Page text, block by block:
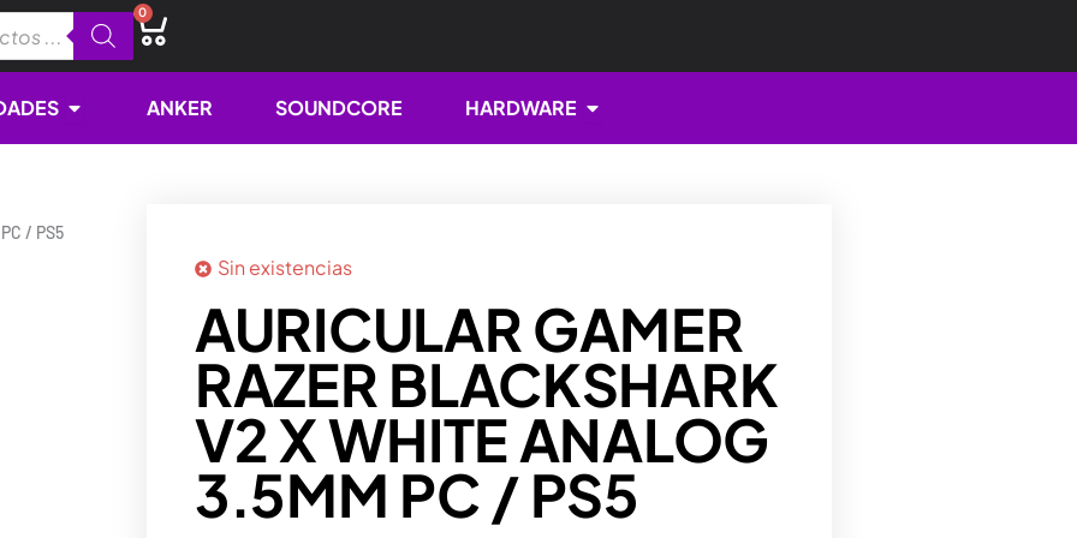
0
Cart
Open NOVEDADES
ANKER SOUNDCORE HARDWARE Open HARDWARE
/ PS5
Sin existencias
AURICULAR GAMER
RAZER BLACKSHARK
V2 X WHITE ANALOG
3.5MM PC / PS5